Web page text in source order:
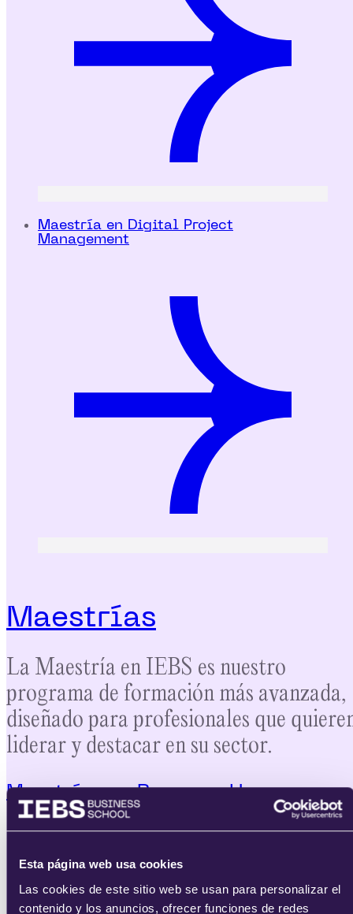
Esta página web usa cookies
Las cookies de este sitio web se usan para personalizar el
contenido y los anuncios, ofrecer funciones de redes
Maestría en Digital Project
Management
Maestrías
La Maestría en IEBS es nuestro
programa de formación más avanzada,
diseñado para profesionales que
liderar y destacar en su sector.
Maestrías en Recursos Humanos
Maestría en Dirección de Personas y
People Analytics con IA